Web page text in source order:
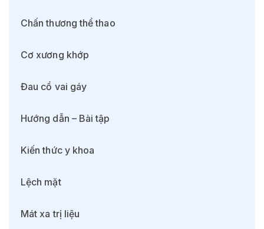
Chấn thương thể thao
Cơ xương khớp
Đau cổ vai gáy
Hướng dẫn – Bài tập
Kiến thức y khoa
Lệch mặt
Mát xa trị liệu